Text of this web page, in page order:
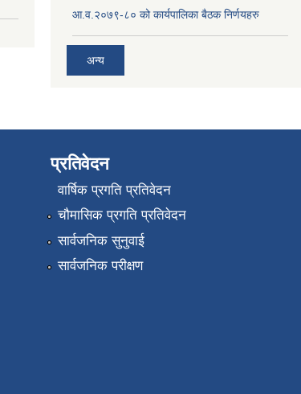
आ.व.२०७९-८० को कार्यपालिका बैठक निर्णयहरु
अन्य
प्रतिवेदन
वार्षिक प्रगति प्रतिवेदन
चौमासिक प्रगति प्रतिवेदन
सार्वजनिक सुनुवाई
सार्वजनिक परीक्षण